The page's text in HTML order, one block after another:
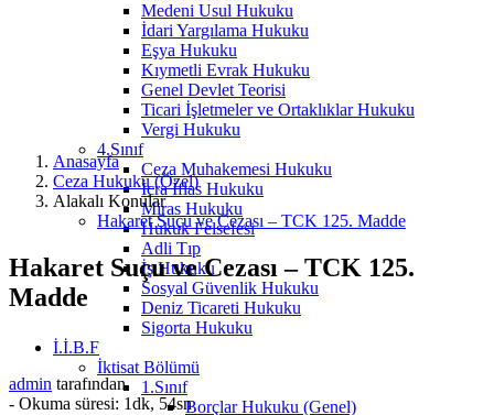
Medeni Usul Hukuku
İdari Yargılama Hukuku
Eşya Hukuku
Kıymetli Evrak Hukuku
Genel Devlet Teorisi
Ticari İşletmeler ve Ortaklıklar Hukuku
Vergi Hukuku
4.Sınıf
Ceza Muhakemesi Hukuku
İcra İflas Hukuku
Miras Hukuku
Hukuk Felsefesi
Adli Tıp
İş Hukuku
Sosyal Güvenlik Hukuku
Deniz Ticareti Hukuku
Sigorta Hukuku
İ.İ.B.F
İktisat Bölümü
1.Sınıf
Borçlar Hukuku (Genel)
Anasayfa
Ceza Hukuku (Özel)
Alakalı Konular
Hakaret Suçu ve Cezası – TCK 125. Madde
Hakaret Suçu ve Cezası – TCK 125.
Madde
admin tarafından
- Okuma süresi: 1dk, 54sn